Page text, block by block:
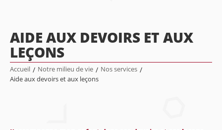
AIDE AUX DEVOIRS ET AUX
LEÇONS
Accueil / Notre milieu de vie / Nos services /
Aide aux devoirs et aux leçons